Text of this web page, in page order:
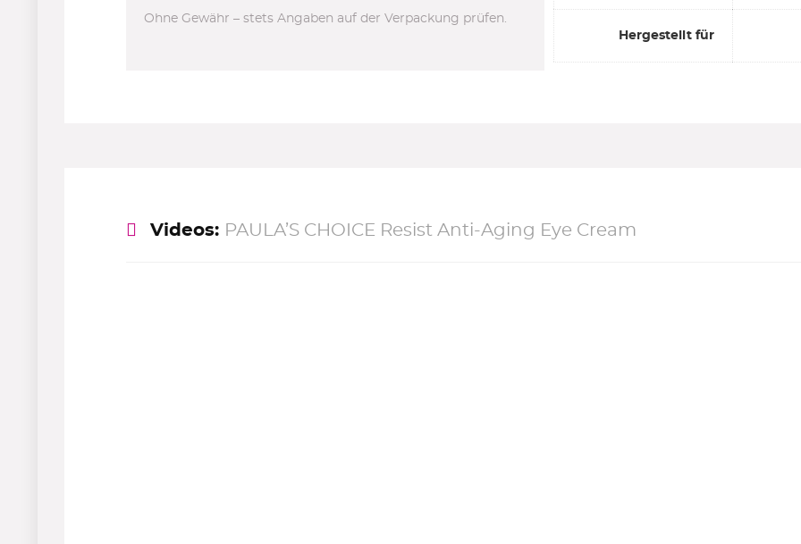
Ohne Gewähr – stets Angaben auf der Verpackung prüfen.
Hergestellt für
Videos: PAULA’S CHOICE Resist Anti-Aging Eye Cream